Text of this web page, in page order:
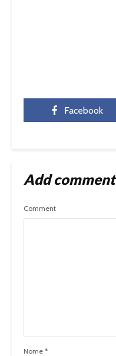
Facebook
Add comment
Comment
Nome *